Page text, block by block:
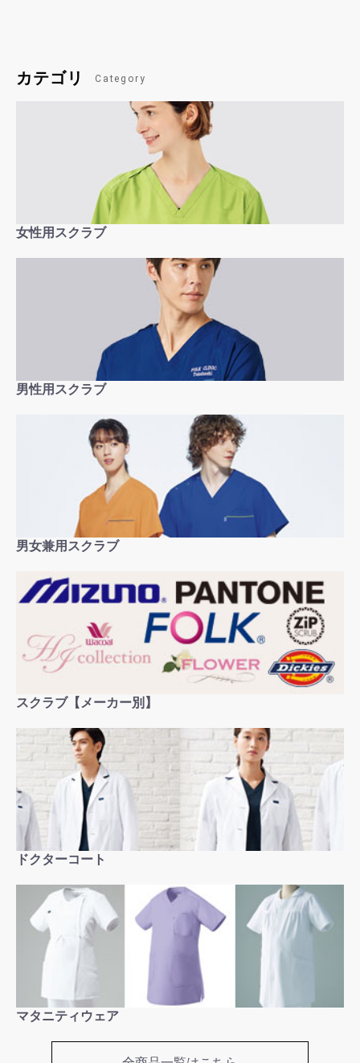
カテゴリ Category
女性用スクラブ
男性用スクラブ
男女兼用スクラブ
スクラブ【メーカー別】
ドクターコート
マタニティウェア